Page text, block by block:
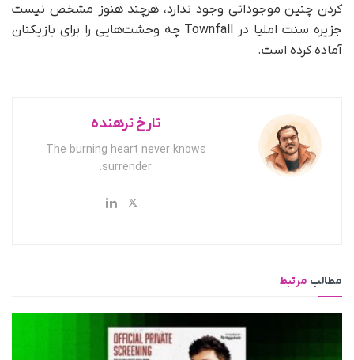
کردن چنین موجوداتی وجود ندارد، هرچند هنوز مشخص نیست
جزیره سنت املیا در Townfall چه وحشت‌هایی را برای بازیکنان
آماده کرده است.
تارخ ترهنده
The burning heart never knows
surrender.
مطالب مرتبط